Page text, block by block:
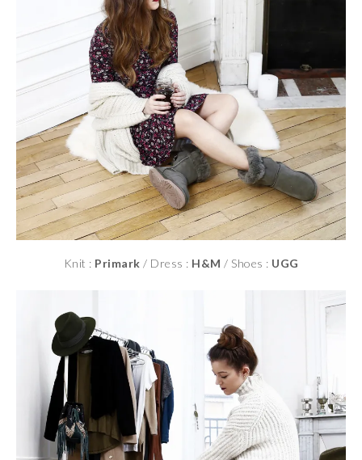
Knit : Primark / Dress : H&M / Shoes : UGG